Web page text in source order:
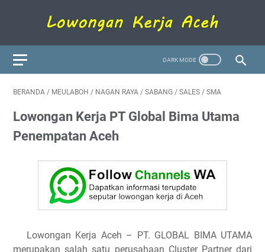
BERANDA / MEULABOH / NAGAN RAYA / SABANG / SALES / SMA
Lowongan Kerja PT Global Bima Utama
Penempatan Aceh
Lowongan Kerja Aceh – PT. GLOBAL BIMA UTAMA
merupakan salah satu perusahaan Cluster Partner dari